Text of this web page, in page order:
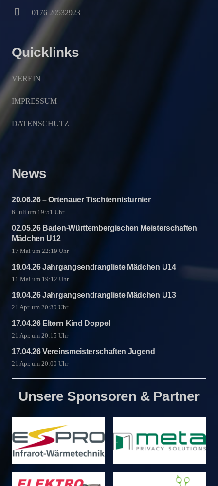
0176 20532923
Quicklinks
VEREIN
IMPRESSUM
DATENSCHUTZ
News
20.06.26 – Ortenauer Tischtennisturnier
6 Juli um 19:51 Uhr
02.05.26 Baden-Württembergischen Meisterschaften
Mädchen U12
17 Mai um 22:19 Uhr
19.04.26 Jahrgangsendrangliste Mädchen U14
11 Mai um 19:12 Uhr
19.04.26 Jahrgangsendrangliste Mädchen U13
21 Apr. um 20:30 Uhr
17.04.26 Eltern-Kind Doppel
21 Apr. um 20:15 Uhr
17.04.26 Vereinsmeisterschaften Jugend
21 Apr. um 20:00 Uhr
Unsere Sponsoren & Partner